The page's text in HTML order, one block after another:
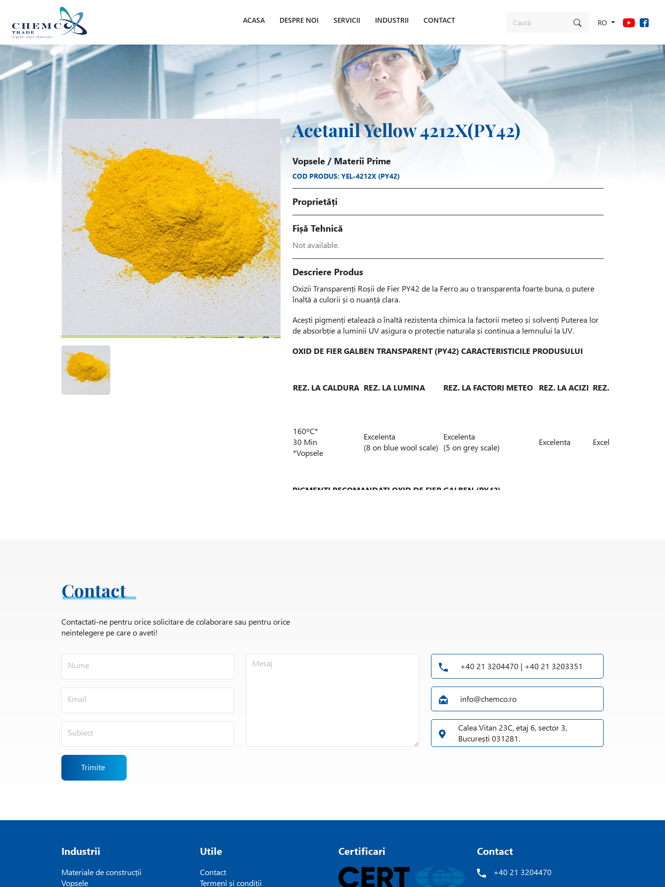
RO
ACASA DESPRE NOI SERVICII INDUSTRII CONTACT
Acetanil Yellow 4212X(PY42)
Vopsele/ Materii Prime
COD PRODUS: YEL-4212X (PY42)
Proprietăți
Fișă Tehnică
Not available.
Descriere Produs
Oxizii Transparenți Roșii de Fier PY42 de la Ferro au o transparenta foarte buna, o putere
înaltă a culorii și o nuanță clara.
Acești pigmenți etalează o înaltă rezistenta chimica la factorii meteo și solvenți Puterea lor
de absorbție a luminii UV asigura o protecție naturala și continua a lemnului la UV.
OXID DE FIER GALBEN TRANSPARENT (PY42) CARACTERISTICILE PRODUSULUI
REZ. LA CALDURA REZ. LA LUMINA REZ. LA FACTORI METEO REZ. LA ACIZI REZ. LA ALCALINE
160ºC*
30 Min
*Vopsele
Excelenta
(8 on blue wool scale)
Excelenta
(5 on grey scale)
Excelenta Excelenta
PIGMENTI RECOMANDATI OXID DE FIER GALBEN (PY42)
Contact
Contactati-ne pentru orice solicitare de colaborare sau pentru orice
neintelegere pe care o aveti!
Trimite
+40 21 3204470 | +40 21 3203351
info@chemco.ro
Calea Vitan 23C, etaj 6, sector 3,
București 031281.
Industrii
Materiale de construcții
Vopsele
Utile
Contact
Termeni și condiții
Contact
+40 21 3204470
Certificari